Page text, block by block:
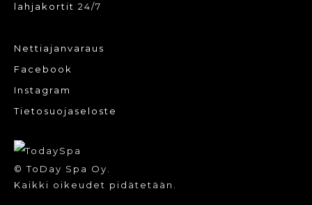
lahjakortit 24/7
Nettiajanvaraus
Facebook
Instagram
Tietosuojaseloste
© ToDay Spa Oy.
Kaikki oikeudet pidätetään.